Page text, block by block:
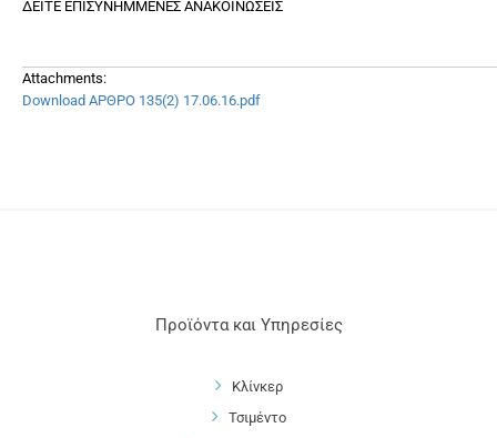
ΔΕΙΤΕ ΕΠΙΣΥΝΗΜΜΕΝΕΣ ΑΝΑΚΟΙΝΩΣΕΙΣ
Attachments:
Download ΑΡΘΡΟ 135(2) 17.06.16.pdf
Προϊόντα και Υπηρεσίες
Κλίνκερ
Τσιμέντο